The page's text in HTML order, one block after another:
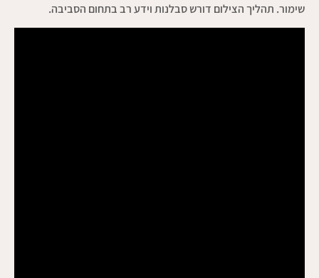
שימור. תהליך הצילום דורש סבלנות וידע רב בתחום הסביבה.